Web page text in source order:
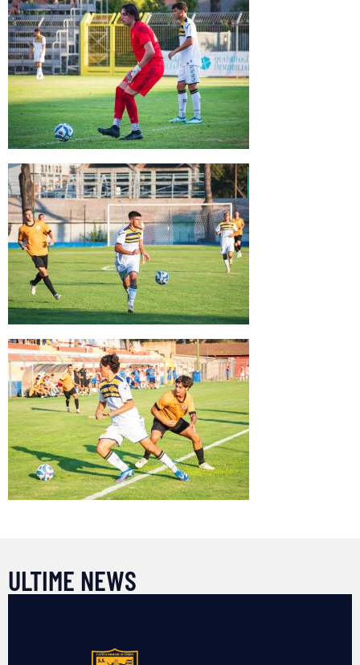
ULTIME NEWS